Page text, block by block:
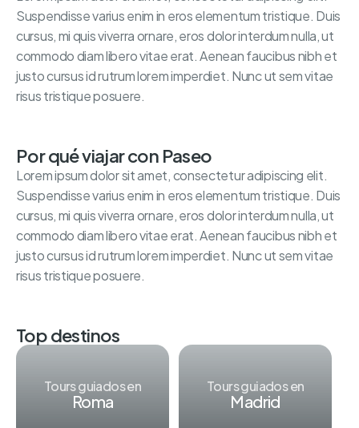
Suspendisse varius enim in eros elementum tristique. Duis
cursus, mi quis viverra ornare, eros dolor interdum nulla, ut
commodo diam libero vitae erat. Aenean faucibus nibh et
justo cursus id rutrum lorem imperdiet. Nunc ut sem vitae
risus tristique posuere.
Por qué viajar con Paseo
Lorem ipsum dolor sit amet, consectetur adipiscing elit.
Suspendisse varius enim in eros elementum tristique. Duis
cursus, mi quis viverra ornare, eros dolor interdum nulla, ut
commodo diam libero vitae erat. Aenean faucibus nibh et
justo cursus id rutrum lorem imperdiet. Nunc ut sem vitae
risus tristique posuere.
Top destinos
Tours guiados en
Roma
Tours guiados en
Madrid